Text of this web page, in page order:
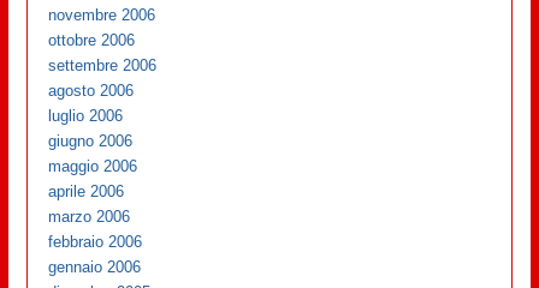
novembre 2006
ottobre 2006
settembre 2006
agosto 2006
luglio 2006
giugno 2006
maggio 2006
aprile 2006
marzo 2006
febbraio 2006
gennaio 2006